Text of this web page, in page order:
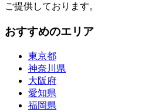
ご提供しております。
おすすめのエリア
東京都
神奈川県
大阪府
愛知県
福岡県